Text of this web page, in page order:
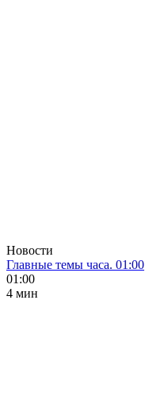
Новости
Главные темы часа. 01:00
01:00
4 мин